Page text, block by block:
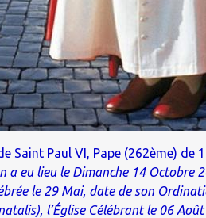
Saint Paul VI, Pape (262ème) de
a eu lieu le Dimanche 14 Octobre
le 29 Mai, date de son
l’Église Célébrant le 06